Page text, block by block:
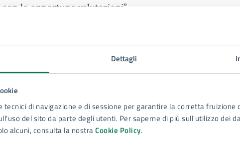
Dettagli
tecnici di navigazione e di sessione per garantire la corretta fruizione
del sito da parte degli utenti. Per saperne di più sull'utilizzo dei
alcuni, consulta la nostraCookie Policy.
con le opportune valutazioni”.
A cura di
Servizio Ufficio di Staff - Uffici di collaborazione
Organi di Governo - URC – Ufficio Stampa –
Relazioni con la città
Piazza Duomo, 4, 96100